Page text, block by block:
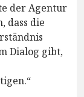
der Agentur
dass die
Dialog gibt,